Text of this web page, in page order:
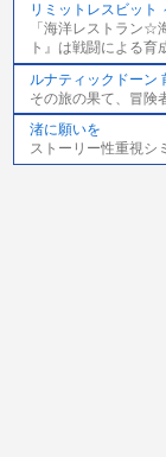
リミットレスビット
「海洋レストラン☆
ト』は戦闘による育
ルナティックドーン
その旅の果て、冒険
渚に願いを
ストーリー性重視シ